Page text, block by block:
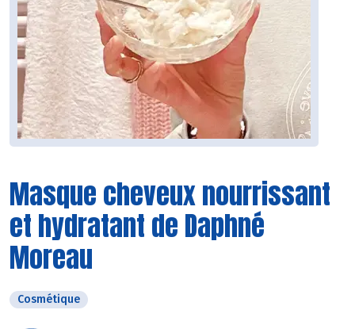
Masque cheveux nourrissant
et hydratant de Daphné
Moreau
Cosmétique